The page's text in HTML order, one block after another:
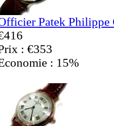
Patek Philippe
: €353
: 15%